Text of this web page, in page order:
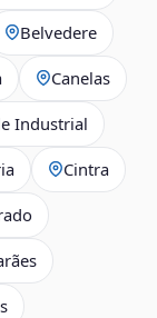
Belvedere
Canelas
Industrial
Cintra